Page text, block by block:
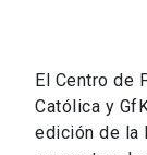
El Centro de
Católica y
edición de la